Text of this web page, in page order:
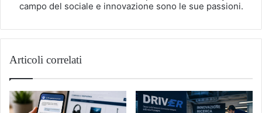
campo del sociale e innovazione sono le sue passioni.
Articoli correlati